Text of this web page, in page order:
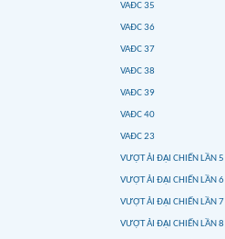
VAĐC 35
VAĐC 36
VAĐC 37
VAĐC 38
VAĐC 39
VAĐC 40
VAĐC 23
VƯỢT ẢI ĐẠI CHIẾN LẦN 5
VƯỢT ẢI ĐẠI CHIẾN LẦN 6
VƯỢT ẢI ĐẠI CHIẾN LẦN 7
VƯỢT ẢI ĐẠI CHIẾN LẦN 8